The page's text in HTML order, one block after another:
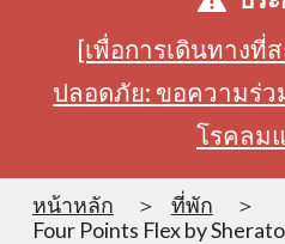
[เพื่อการเดินทางที่
ปลอดภัย: ขอความร่
โรคลม
หน้าหลัก
ที่พัก
Four Points Flex by